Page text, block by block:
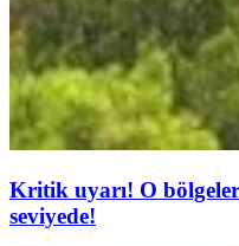
Kritik uyarı! O
seviyede!